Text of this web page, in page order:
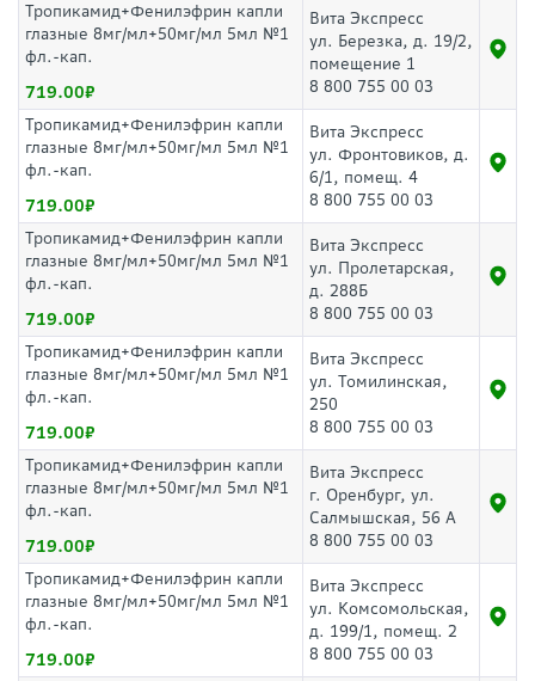
Тропикамид+Фенилэфрин капли
глазные 8мг/мл+50мг/мл 5мл №1
фл.-кап.
719.00
Вита Экспресс
ул. Березка, д. 19/2,
помещение 1
8 800 755 00 03
Тропикамид+Фенилэфрин капли
глазные 8мг/мл+50мг/мл 5мл №1
фл.-кап.
719.00
Вита Экспресс
ул. Фронтовиков, д.
6/1, помещ. 4
8 800 755 00 03
Тропикамид+Фенилэфрин капли
глазные 8мг/мл+50мг/мл 5мл №1
фл.-кап.
719.00
Вита Экспресс
ул. Пролетарская,
д. 288Б
8 800 755 00 03
Тропикамид+Фенилэфрин капли
глазные 8мг/мл+50мг/мл 5мл №1
фл.-кап.
719.00
Вита Экспресс
ул. Томилинская,
250
8 800 755 00 03
Тропикамид+Фенилэфрин капли
глазные 8мг/мл+50мг/мл 5мл №1
фл.-кап.
719.00
Вита Экспресс
г. Оренбург, ул.
Салмышская, 56 А
8 800 755 00 03
Тропикамид+Фенилэфрин капли
глазные 8мг/мл+50мг/мл 5мл №1
фл.-кап.
719.00
Вита Экспресс
ул. Комсомольская,
д. 199/1, помещ. 2
8 800 755 00 03